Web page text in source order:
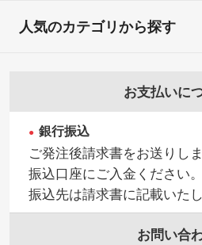
お支払いに
銀行振込
ご発注後請求書をお送りし
振込口座にご入金ください。
振込先は請求書に記載いたし
お問い合
人気のカテゴリから探す